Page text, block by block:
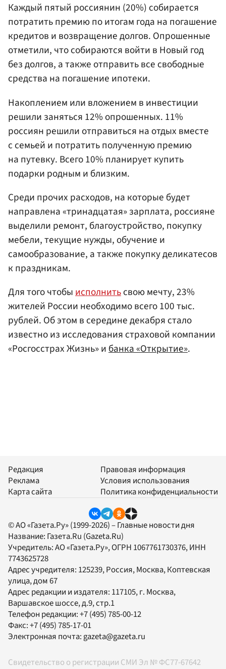
Каждый пятый россиянин (20%) собирается
потратить премию по итогам года на погашение
кредитов и возвращение долгов. Опрошенные
отметили, что собираются войти в Новый год
без долгов, а также отправить все свободные
средства на погашение ипотеки.
Накоплением или вложением в инвестиции
решили заняться 12% опрошенных. 11%
россиян решили отправиться на отдых вместе
с семьей и потратить полученную премию
на путевку. Всего 10% планирует купить
подарки родным и близким.
Среди прочих расходов, на которые будет
направлена «тринадцатая» зарплата, россияне
выделили ремонт, благоустройство, покупку
мебели, текущие нужды, обучение и
самообразование, а также покупку деликатесов
к праздникам.
Для того чтобыисполнитьсвою мечту, 23%
жителей России необходимо всего 100 тыс.
рублей. Об этом в середине декабря стало
известно из исследования страховой компании
«Росгосстрах Жизнь» ибанка «Открытие».
Редакция
Реклама
Карта сайта
Правовая информация
Условия использования
Политика конфиденциальности
© АО «Газета.Ру» (1999-2026) – Главные новости дня
Название: Газета.Ru (Gazeta.Ru)
Учредитель:АО «Газета.Ру», ОГРН 1067761730376, ИНН
7743625728
Адрес учредителя: 125239, Россия, Москва, Коптевская
улица, дом 67
Адрес редакции и издателя: 117105, г. Москва,
Варшавское шоссе, д.9, стр.1
Телефон редакции:+7 (495) 785-00-12
Факс:+7 (495) 785-17-01
Электронная почта:gazeta@gazeta.ru
Свидетельство о регистрации СМИ Эл № ФС77-67642